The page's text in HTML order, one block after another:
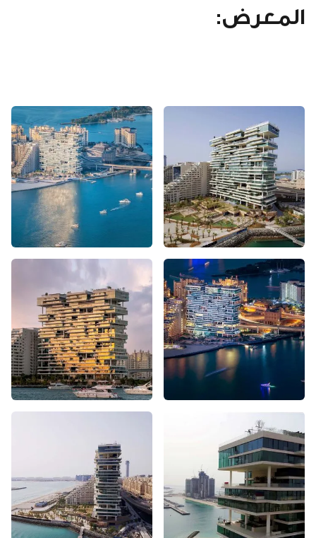
المعرض: